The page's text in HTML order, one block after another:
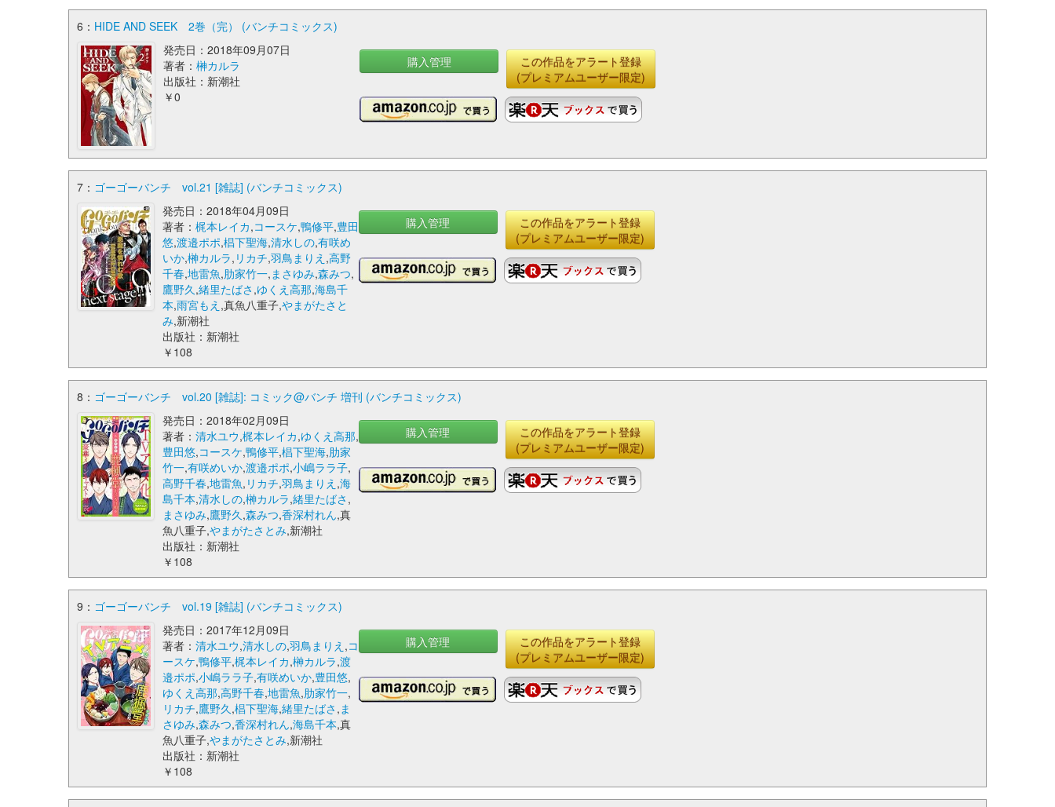
6： HIDE AND SEEK 2巻（完） (バンチコミックス)
発売日：2018年09月07日
著者：榊カルラ
出版社：新潮社
￥0
購入管理
この作品をアラート登録
(プレミアムユーザー限定)
7： ゴーゴーバンチ vol.21 [雑誌] (バンチコミックス)
発売日：2018年04月09日
著者： 梶本レイカ,コースケ,鴨修平,豊田
悠,渡邉ポポ,椙下聖海,清水しの,有咲め
いか,榊カルラ, リカチ,羽鳥まりえ ,高野
千春,地雷魚,肋家竹一,まさゆみ,森みつ,
鷹野久,緒里たばさ ,ゆくえ高那,海島千
本,雨宮もえ ,真魚八重子,やまがたさと
み,新潮社
出版社：新潮社
￥108
購入管理
この作品をアラート登録
(プレミアムユーザー限定)
8： ゴーゴーバンチ vol.20 [雑誌]: コミック@バンチ 増刊 (バンチコミックス)
発売日：2018年02月09日
著者： 清水ユウ,梶本レイカ,ゆくえ高那,
豊田悠,コースケ,鴨修平,椙下聖海,肋家
竹一,有咲めいか,渡邉ポポ,小嶋ララ子,
高野千春,地雷魚, リカチ,羽鳥まりえ ,海
島千本,清水しの,榊カルラ,緒里たばさ ,
まさゆみ,鷹野久,森みつ,香深村れん,真
魚八重子,やまがたさとみ,新潮社
出版社：新潮社
￥108
購入管理
この作品をアラート登録
(プレミアムユーザー限定)
9： ゴーゴーバンチ vol.19 [雑誌] (バンチコミックス)
発売日：2017年12月09日
著者： 清水ユウ,清水しの,羽鳥まりえ ,コ
ースケ,鴨修平,梶本レイカ,榊カルラ,渡
邉ポポ,小嶋ララ子,有咲めいか,豊田悠,
ゆくえ高那,高野千春,地雷魚,肋家竹一,
リカチ,鷹野久,椙下聖海,緒里たばさ ,ま
さゆみ,森みつ,香深村れん,海島千本,真
魚八重子,やまがたさとみ,新潮社
出版社：新潮社
￥108
購入管理
この作品をアラート登録
(プレミアムユーザー限定)